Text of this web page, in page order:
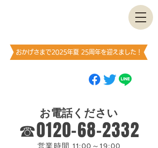
おかげさまで2025年夏 25周年を迎えました！
お電話ください
☎0120-68-2332
営業時間 11:00～19:00